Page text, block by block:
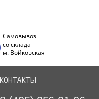
Самовывоз
со склада
м. Войковская
КОНТАКТЫ